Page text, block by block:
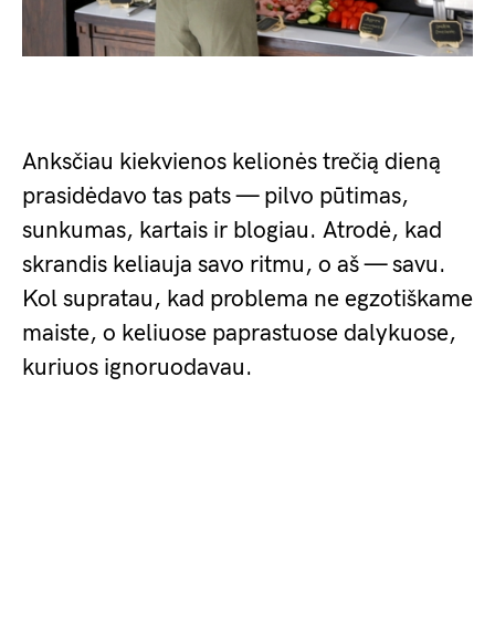
Anksčiau kiekvienos kelionės trečią dieną
prasidėdavo tas pats — pilvo pūtimas,
sunkumas, kartais ir blogiau. Atrodė, kad
skrandis keliauja savo ritmu, o aš — savu.
Kol supratau, kad problema ne egzotiškame
maiste, o keliuose paprastuose dalykuose,
kuriuos ignoruodavau.